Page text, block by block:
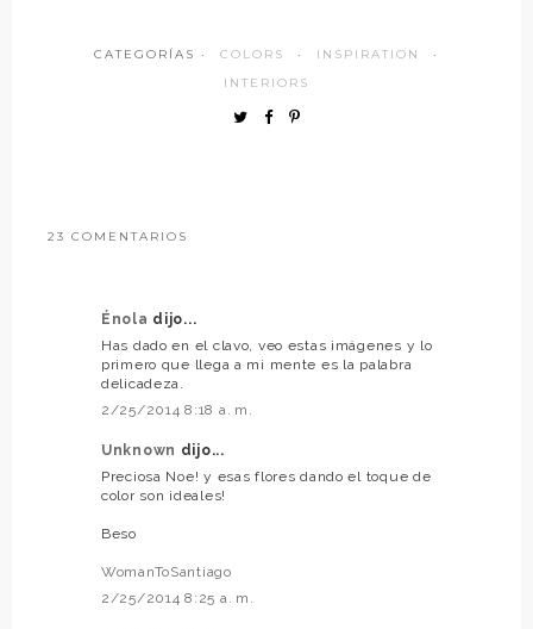
CATEGORÍAS · COLORS · INSPIRATION
·
INTERIORS
23 COMENTARIOS
Énola dijo...
Has dado en el clavo, veo estas imágenes y lo
primero que llega a mi mente es la palabra
delicadeza.
2/25/2014 8:18 a. m.
Unknown dijo...
Preciosa Noe! y esas flores dando el toque de
color son ideales!
Beso
WomanToSantiago
2/25/2014 8:25 a. m.